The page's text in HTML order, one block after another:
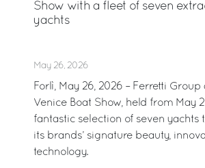
Show with a fleet of seven
yachts
May 26, 2026
Forlì, May 26, 2026 – Ferretti
Venice Boat Show, held from May
fantastic selection of seven yachts
its brands’ signature beauty,
technology.